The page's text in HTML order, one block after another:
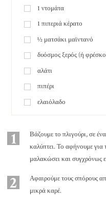
1 ντομάτα
1 πιπεριά κέρατο
½ ματσάκι μαϊντανό
δυόσμος ξερός (ή
αλάτι
πιπέρι
ελαιόλαδο
1
Βάζουμε το πλιγούρι, σε
καλύπτει. Το αφήνουμε για
μαλακώσει και συγχρόνως
2
Αφαιρούμε τους σπόρους
μικρά καρέ.